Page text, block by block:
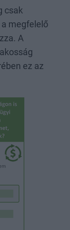
csak
megfelelő
A
ez az